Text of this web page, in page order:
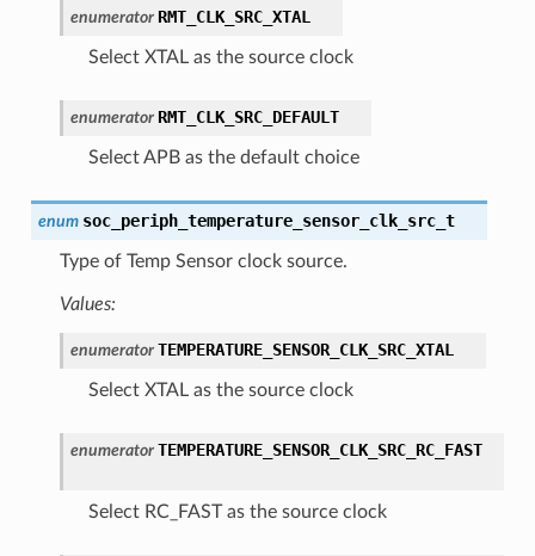
enumerator RMT_CLK_SRC_XTAL
Select XTAL as the source clock
enumerator RMT_CLK_SRC_DEFAULT
Select APB as the default choice
enum soc_periph_temperature_sensor_clk_src_t
Type of Temp Sensor clock source.
Values:
enumerator TEMPERATURE_SENSOR_CLK_SRC_XTAL
Select XTAL as the source clock
enumerator TEMPERATURE_SENSOR_CLK_SRC_RC_FAST
Select RC_FAST as the source clock